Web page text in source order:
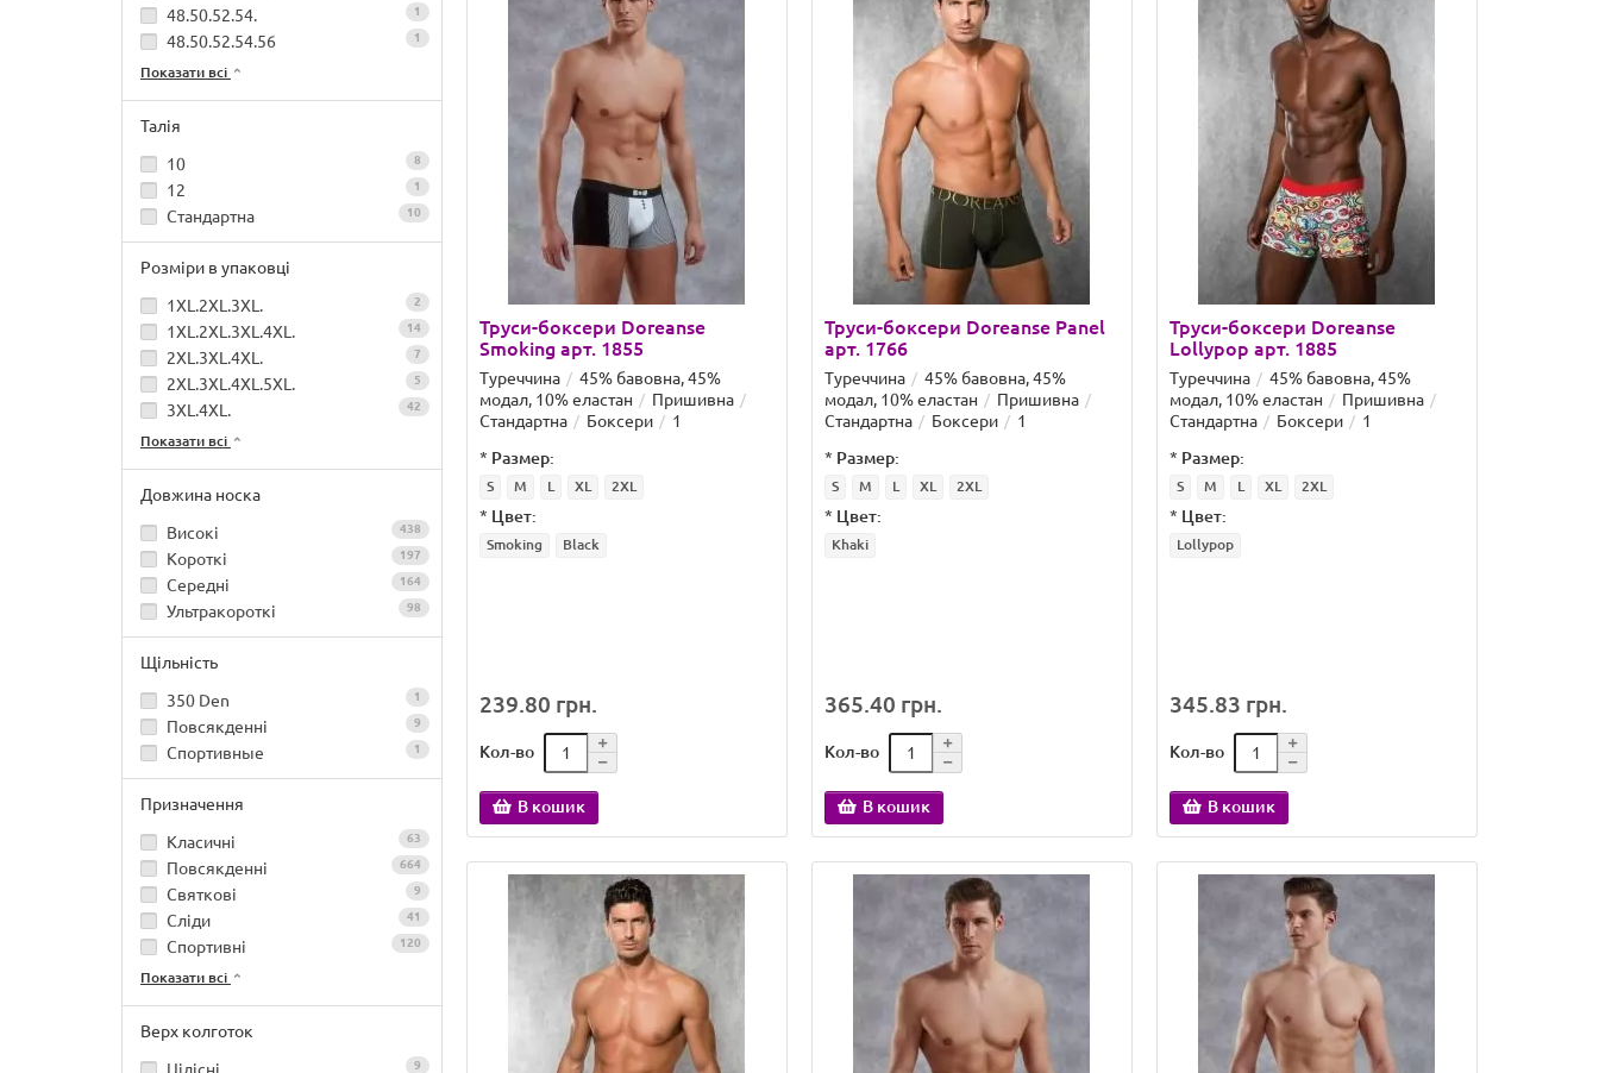
48.50.52.54. 1
48.50.52.54.56 1
Показати всі
Талія
10
8
12 1
Стандартна 10
Розміри в упаковці
1XL.2XL.3XL.
2
1XL.2XL.3XL.4XL. 14
2XL.3XL.4XL. 7
2XL.3XL.4XL.5XL. 5
3XL.4XL. 42
Показати всі
Довжина носка
Високі
438
Короткі 197
Середні 164
Ультракороткі 98
Щільність
350 Den
1
Повсякденні 9
Спортивные 1
Призначення
Класичні
63
Повсякденні 664
Святкові 9
Сліди 41
Спортивні 120
Показати всі
Верх колготок
9
Труси-боксери Doreanse
Smoking арт. 1855
Туреччина
45% бавовна, 45%
модал, 10% еластан
Пришивна
Стандартна
Боксери
1
* Размер:
S M L XL 2XL
* Цвет:
Smoking Black
239.80 грн.
Кол-во
В кошик
Труси-боксери Doreanse Panel
арт. 1766
Туреччина
45% бавовна, 45%
модал, 10% еластан
Пришивна
Стандартна
Боксери
1
* Размер:
S M L XL 2XL
* Цвет:
Khaki
365.40 грн.
Кол-во
В кошик
Труси-боксери Doreanse
Lollypop арт. 1885
Туреччина
45% бавовна, 45%
модал, 10% еластан
Пришивна
Стандартна
Боксери
1
* Размер:
S M L XL 2XL
* Цвет:
Lollypop
345.83 грн.
Кол-во
В кошик